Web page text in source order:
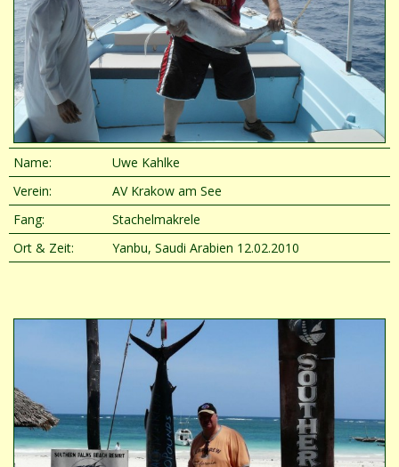
Name:
Uwe Kahlke
Verein:
AV Krakow am See
Fang:
Stachelmakrele
Ort & Zeit:
Yanbu, Saudi Arabien 12.02.2010